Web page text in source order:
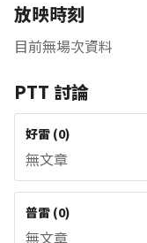
放映時刻
目前無場次資料
PTT 討論
好雷 (0)
無文章
普雷 (0)
無文章